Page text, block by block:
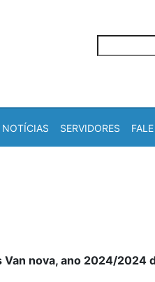
NOTÍCIAS SERVIDORES
Van nova, ano 2024/2024